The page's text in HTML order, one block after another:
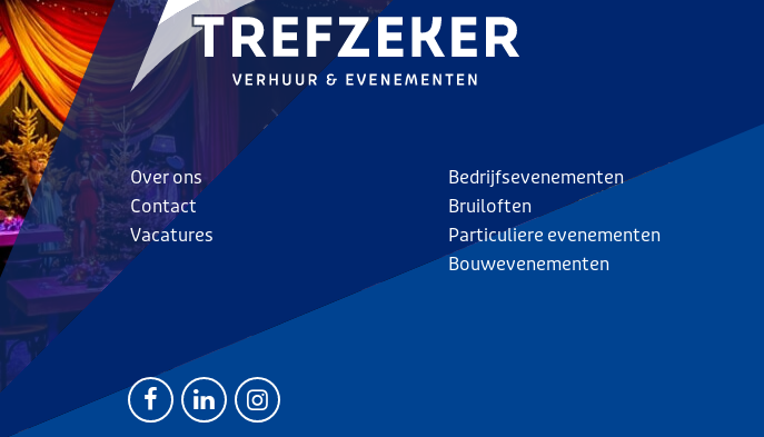
Over ons
Contact
Vacatures
Bedrijfsevenementen
Bruiloften
Particuliere evenementen
Bouwevenementen